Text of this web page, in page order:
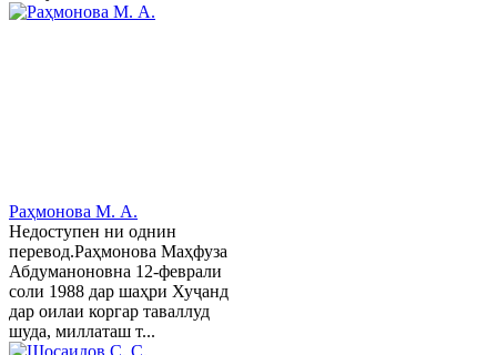
Раҳмонова М. А.
Недоступен ни однин
перевод.Раҳмонова Маҳфуза
Абдуманоновна 12-феврали
соли 1988 дар шаҳри Хуҷанд
дар оилаи коргар таваллуд
шуда, миллаташ т...